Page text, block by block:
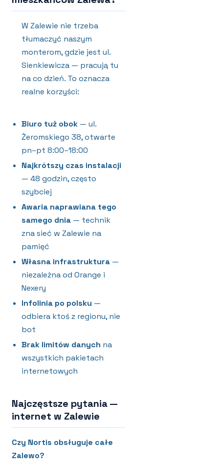
W Zalewie nie trzeba
tłumaczyć naszym
monterom, gdzie jest ul.
Sienkiewicza — pracują tu
na co dzień. To oznacza
realne korzyści:
Biuro tuż obok — ul.
Żeromskiego 38, otwarte
pn–pt 8:00–18:00
Najkrótszy czas instalacji
— 48 godzin, często
szybciej
Awaria naprawiana tego
samego dnia — technik
zna sieć w Zalewie na
pamięć
Własna infrastruktura —
niezależna od Orange i
Nexery
Infolinia po polsku —
odbiera ktoś z regionu, nie
bot
Brak limitów danych na
wszystkich pakietach
internetowych
Najczęstsze pytania —
internet w Zalewie
Czy Nortis obsługuje całe
Zalewo?